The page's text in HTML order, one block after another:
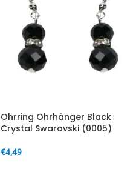
Ohrring Ohrhänger Black
Crystal Swarovski (0005)
€4,49